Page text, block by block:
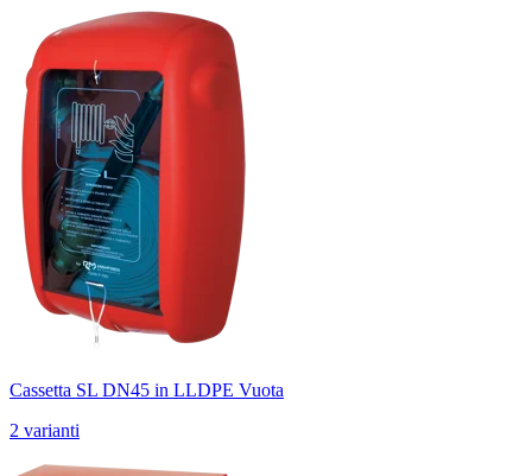
Cassetta SL DN45 in LLDPE Vuota
2 varianti